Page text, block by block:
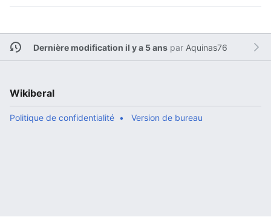
Dernière modification il y a 5 anspar Aquinas76
Wikiberal
Politique de confidentialité Version de bureau